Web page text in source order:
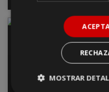
MOSTRAR